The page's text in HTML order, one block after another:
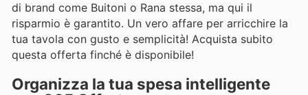
di brand come Buitoni o Rana stessa, ma qui il
risparmio è garantito. Un vero affare per arricchire la
tua tavola con gusto e semplicità! Acquista subito
questa offerta finché è disponibile!
Organizza la tua spesa intelligente